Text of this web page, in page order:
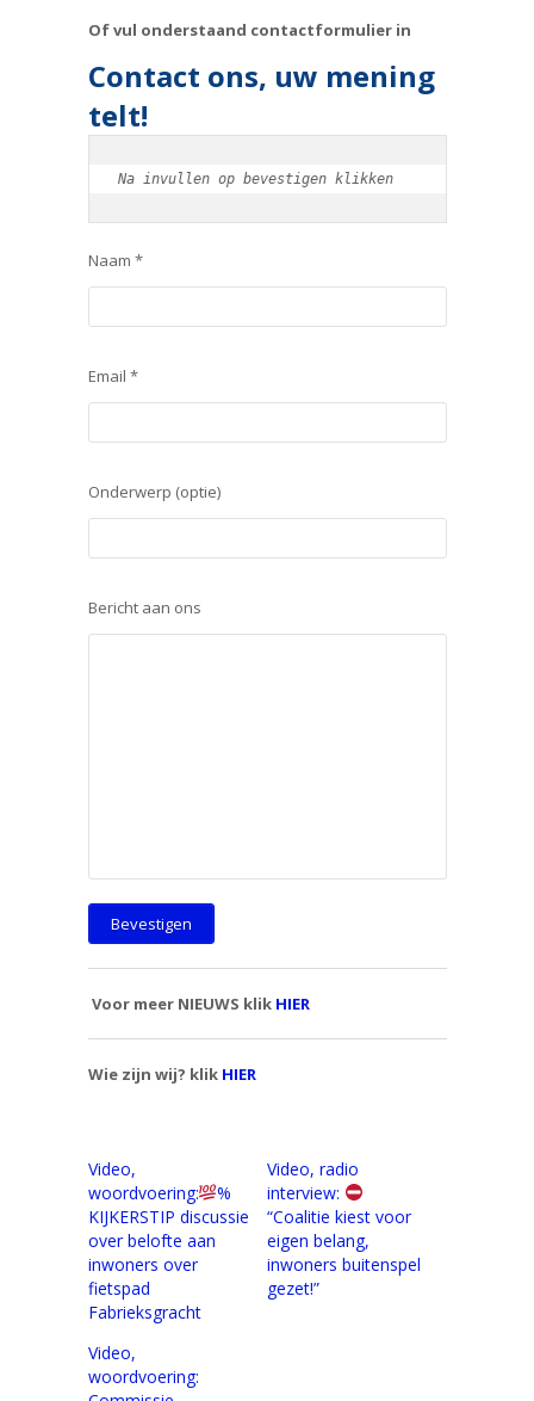
Of vul onderstaand contactformulier in
Contact ons, uw mening
telt!
Na invullen op bevestigen klikken
Naam *
Email *
Onderwerp (optie)
Bericht aan ons
Voor meer NIEUWS klik HIER
Wie zijn wij? klik HIER
Video,
woordvoering:
%
KIJKERSTIP discussie
over belofte aan
inwoners over
fietspad
Fabrieksgracht
Video, radio
interview:
“Coalitie kiest voor
eigen belang,
inwoners buitenspel
gezet!”
Video,
woordvoering: